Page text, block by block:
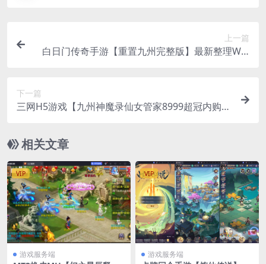
上一篇
白日门传奇手游【重置九州完整版】最新整理Win
下一篇
三网H5游戏【九州神魔录仙女管家8999超冠内购
后台+GM加币授权后台+安卓+视频教程
相关文章
VIP
游戏服务端
VIP
游戏服务端